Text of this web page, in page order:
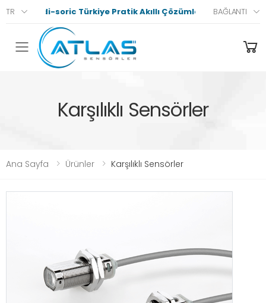
TR di-soric Türkiye Pratik Akıllı Çözümler BAĞLANTI
Menü
Karşılıklı Sensörler
Ana Sayfa Ürünler Karşılıklı Sensörler